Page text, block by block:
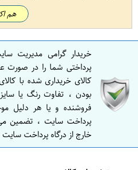
هم
خریدار گرامی مدیریت
پرداختی شما را در
کالای خریداری شده با
بودن ، تفاوت رنگ یا
فروشنده و یا هر دلیل
پرداخت سایت ، تضمین
خارج از درگاه پرداخت